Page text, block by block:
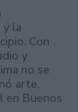
la
Con
y
no se
arte,
en Buenos